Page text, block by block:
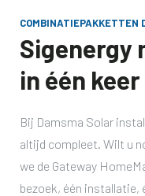
COMBINATIEPAKKETTEN
Sigenergy
in één
Bij Damsma Solar
altijd compleet. Wilt u
we de Gateway
bezoek, één installatie,